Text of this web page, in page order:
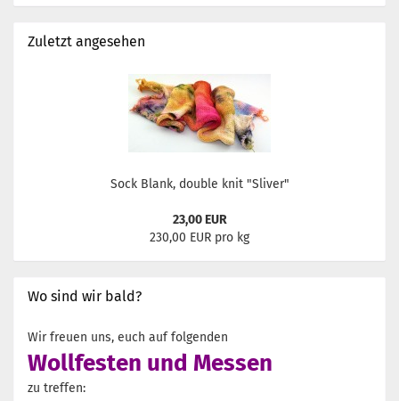
Zuletzt angesehen
Sock Blank, double knit "Sliver"
23,00 EUR
230,00 EUR pro kg
Wo sind wir bald?
Wir freuen uns, euch auf folgenden
Wollfesten und Messen
zu treffen: